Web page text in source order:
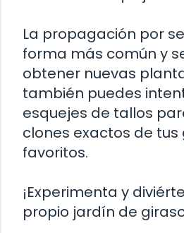
La propagación por
forma más común y
obtener nuevas
también puedes
esquejes de tallos
clones exactos de tus
favoritos.
¡Experimenta y
propio jardín de